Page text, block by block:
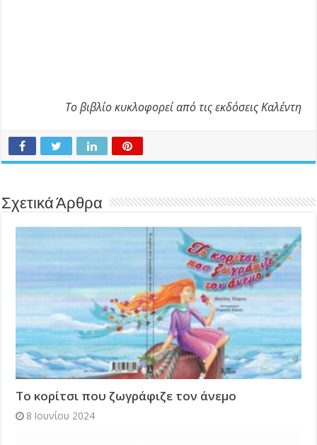
Το βιβλίο κυκλοφορεί από τις εκδόσεις Καλέντη
Σχετικά Άρθρα
Το κορίτσι που ζωγράφιζε τον άνεμο
8 Ιουνίου 2024